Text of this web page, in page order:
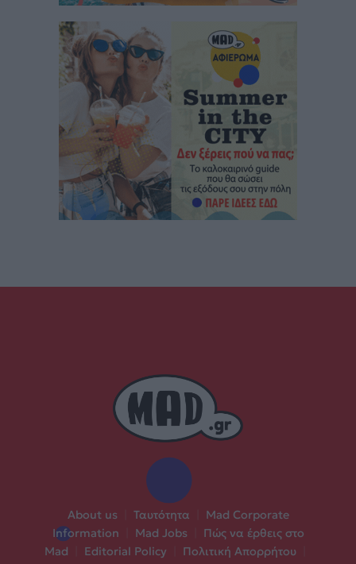
About us Ταυτότητα
Mad Corporate
Information
Mad Jobs
Πώς να έρθεις στο
Mad
Editorial Policy Πολιτική Απορρήτου